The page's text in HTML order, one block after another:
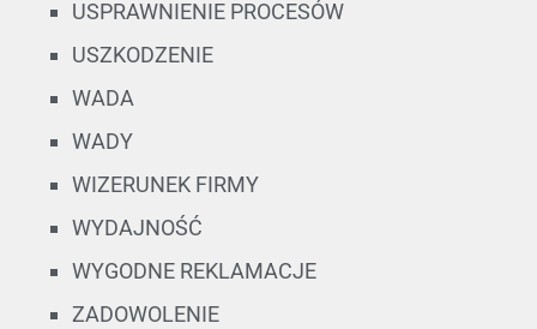
USPRAWNIENIE PROCESÓW
USZKODZENIE
WADA
WADY
WIZERUNEK FIRMY
WYDAJNOŚĆ
WYGODNE REKLAMACJE
ZADOWOLENIE